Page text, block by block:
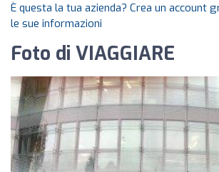
È questa la tua azienda? Crea un account
le sue informazioni
Foto di VIAGGIARE